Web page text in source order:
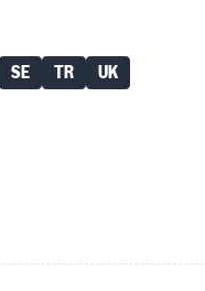
SE TR UK